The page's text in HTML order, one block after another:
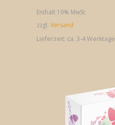
Enthält 19% MwSt.
zzgl. Versand
Lieferzeit: ca. 3-4 Werktage